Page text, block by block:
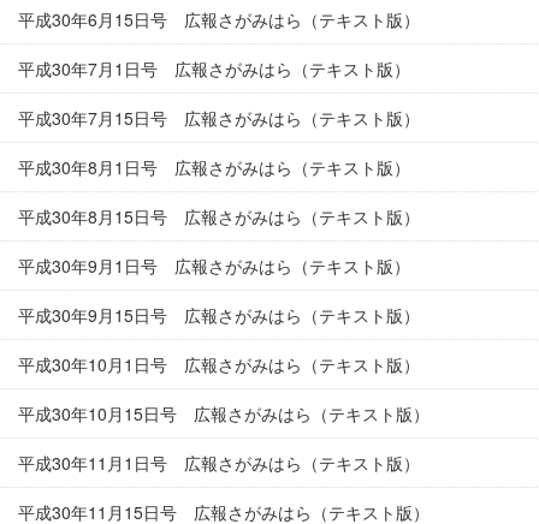
平成30年6月15日号 広報さがみはら（テキスト版）
平成30年7月1日号 広報さがみはら（テキスト版）
平成30年7月15日号 広報さがみはら（テキスト版）
平成30年8月1日号 広報さがみはら（テキスト版）
平成30年8月15日号 広報さがみはら（テキスト版）
平成30年9月1日号 広報さがみはら（テキスト版）
平成30年9月15日号 広報さがみはら（テキスト版）
平成30年10月1日号 広報さがみはら（テキスト版）
平成30年10月15日号 広報さがみはら（テキスト版）
平成30年11月1日号 広報さがみはら（テキスト版）
平成30年11月15日号 広報さがみはら（テキスト版）